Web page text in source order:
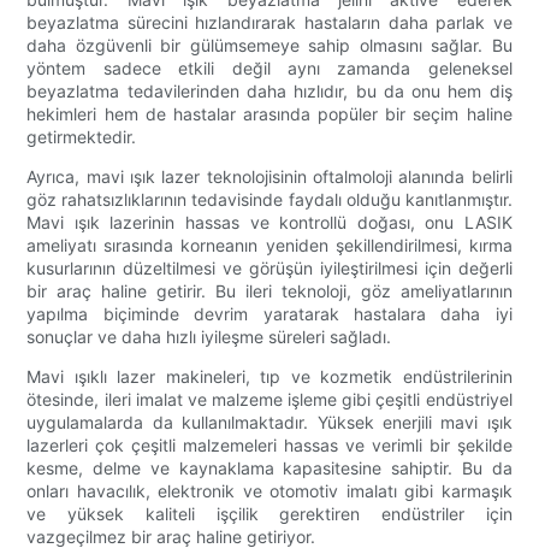
beyazlatma sürecini hızlandırarak hastaların daha parlak ve
daha özgüvenli bir gülümsemeye sahip olmasını sağlar. Bu
yöntem sadece etkili değil aynı zamanda geleneksel
beyazlatma tedavilerinden daha hızlıdır, bu da onu hem diş
hekimleri hem de hastalar arasında popüler bir seçim haline
getirmektedir.
Ayrıca, mavi ışık lazer teknolojisinin oftalmoloji alanında belirli
göz rahatsızlıklarının tedavisinde faydalı olduğu kanıtlanmıştır.
Mavi ışık lazerinin hassas ve kontrollü doğası, onu LASIK
ameliyatı sırasında korneanın yeniden şekillendirilmesi, kırma
kusurlarının düzeltilmesi ve görüşün iyileştirilmesi için değerli
bir araç haline getirir. Bu ileri teknoloji, göz ameliyatlarının
yapılma biçiminde devrim yaratarak hastalara daha iyi
sonuçlar ve daha hızlı iyileşme süreleri sağladı.
Mavi ışıklı lazer makineleri, tıp ve kozmetik endüstrilerinin
ötesinde, ileri imalat ve malzeme işleme gibi çeşitli endüstriyel
uygulamalarda da kullanılmaktadır. Yüksek enerjili mavi ışık
lazerleri çok çeşitli malzemeleri hassas ve verimli bir şekilde
kesme, delme ve kaynaklama kapasitesine sahiptir. Bu da
onları havacılık, elektronik ve otomotiv imalatı gibi karmaşık
ve yüksek kaliteli işçilik gerektiren endüstriler için
vazgeçilmez bir araç haline getiriyor.